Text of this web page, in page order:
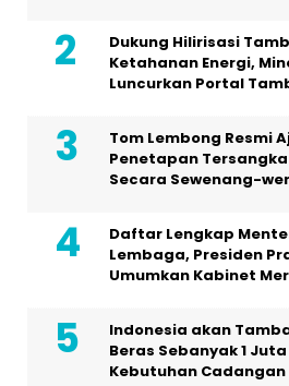
Dukung Hilirisasi
Ketahanan Energi,
Luncurkan Portal
Tom Lembong Resmi
Penetapan
Secara Sewenang-
Daftar Lengkap
Lembaga, Presiden
Umumkan Kabinet
Indonesia akan
Beras Sebanyak 1
Kebutuhan